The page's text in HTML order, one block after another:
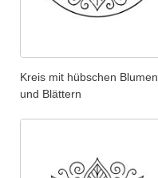
Kreis mit hübschen Blumen
und Blättern